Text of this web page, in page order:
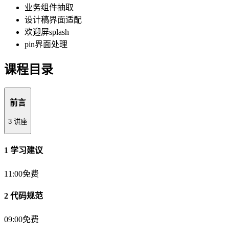
业务组件抽取
设计稿界面适配
欢迎屏splash
pin界面处理
课程目录
前言
3 讲座
1 学习建议
11:00免费
2 代码规范
09:00免费